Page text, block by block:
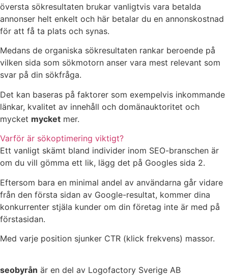
översta sökresultaten brukar vanligtvis vara betalda
annonser helt enkelt och här betalar du en annonskostnad
för att få ta plats och synas.
Medans de organiska sökresultaten rankar beroende på
vilken sida som sökmotorn anser vara mest relevant som
svar på din sökfråga.
Det kan baseras på faktorer som exempelvis inkommande
länkar, kvalitet av innehåll och domänauktoritet och
mycket mycket mer.
Varför är sökoptimering viktigt?
Ett vanligt skämt bland individer inom SEO-branschen är
om du vill gömma ett lik, lägg det på Googles sida 2.
Eftersom bara en minimal andel av användarna går vidare
från den första sidan av Google-resultat, kommer dina
konkurrenter stjäla kunder om din företag inte är med på
förstasidan.
Med varje position sjunker CTR (klick frekvens) massor.
seobyrån är en del av Logofactory Sverige AB